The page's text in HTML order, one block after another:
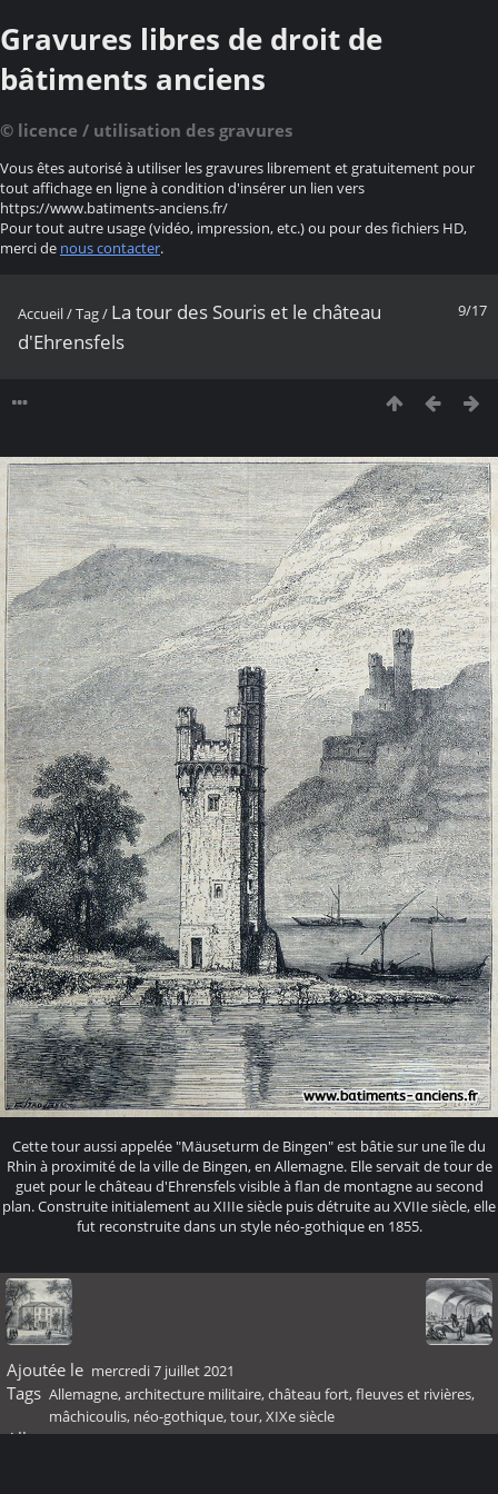
Gravures libres de droit de
bâtiments anciens
© licence / utilisation des gravures
Vous êtes autorisé à utiliser les gravures librement et gratuitement pour
tout affichage en ligne à condition d'insérer un lien vers
https://www.batiments-anciens.fr/
Pour tout autre usage (vidéo, impression, etc.) ou pour des fichiers HD,
merci de nous contacter.
9/17
Accueil/Tag/ La tour des Souris et le château
d'Ehrensfels
Cette tour aussi appelée "Mäuseturm de Bingen" est bâtie sur une île du
Rhin à proximité de la ville de Bingen, en Allemagne. Elle servait de tour de
guet pour le château d'Ehrensfels visible à flan de montagne au second
plan. Construite initialement au XIIIe siècle puis détruite au XVIIe siècle, elle
fut reconstruite dans un style néo-gothique en 1855.
Ajoutée le mercredi 7 juillet 2021
Tags Allemagne,architecture militaire,château fort,fleuves et rivières,
mâchicoulis, néo-gothique,tour,XIXe siècle
Albums XIXème siècle